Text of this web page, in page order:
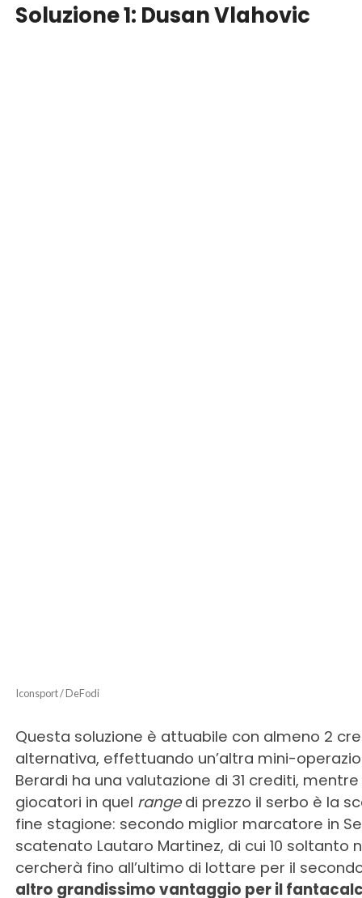
Soluzione 1: Dusan Vlahovic
Iconsport / DeFodi
Questa soluzione è attuabile con almeno 2
alternativa, effettuando un’altra mini-
Berardi ha una valutazione di 31 crediti,
giocatori in quel rangedi prezzo il serbo è la
fine stagione: secondo miglior marcatore in
scatenato Lautaro Martinez, di cui 10 soltanto
cercherà fino all’ultimo di lottare per il
altro grandissimo vantaggio per il